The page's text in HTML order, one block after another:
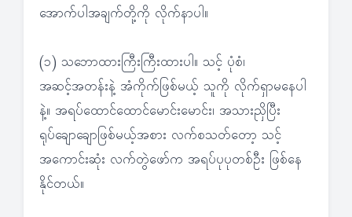
အောက်ပါအချက်တို့ကို လိုက်နာပါ။
(၁) သဘောထားကြီးကြီးထားပါ။ သင့် ပုံစံ၊
အဆင့်အတန်းနဲ့ အံကိုက်ဖြစ်မယ့် သူကို လိုက်ရှာမနေပါ
နဲ့။ အရပ်ထောင်ထောင်မောင်းမောင်း၊ အသားညှိပြီး
ရုပ်ချောချောဖြစ်မယ့်အစား လက်စသတ်တော့ သင့်
အကောင်းဆုံး လက်တွဲဖော်က အရပ်ပုပုတစ်ဦး ဖြစ်နေ
နိုင်တယ်။